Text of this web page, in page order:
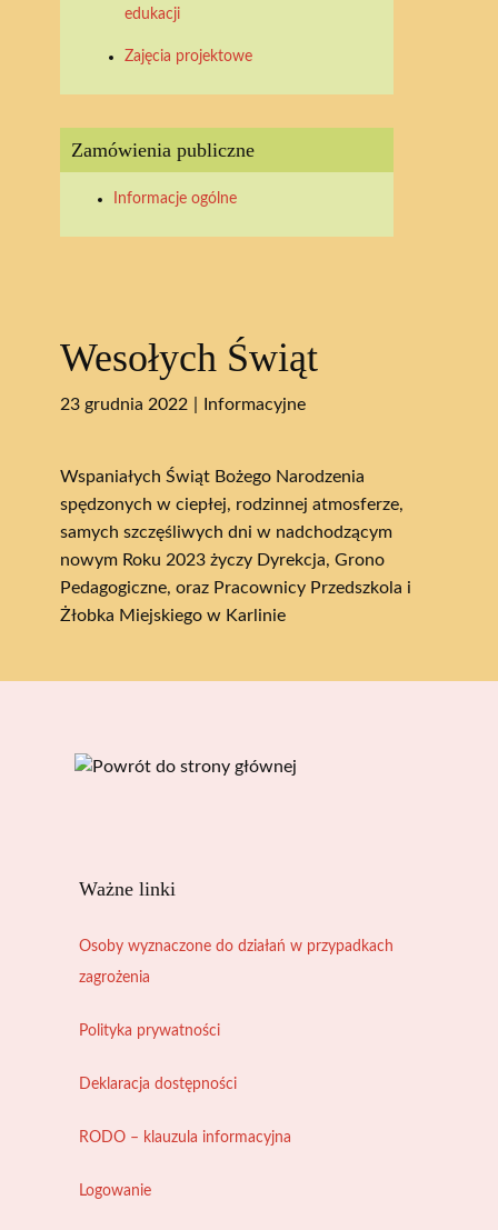
edukacji
Zajęcia projektowe
Zamówienia publiczne
Informacje ogólne
Wesołych Świąt
23 grudnia 2022 Informacyjne
Wspaniałych Świąt Bożego Narodzenia
spędzonych w ciepłej, rodzinnej atmosferze,
samych szczęśliwych dni w nadchodzącym
nowym Roku 2023 życzy Dyrekcja, Grono
Pedagogiczne, oraz Pracownicy Przedszkola i
Żłobka Miejskiego w Karlinie
Ważne linki
Osoby wyznaczone do działań w przypadkach
zagrożenia
Polityka prywatności
Deklaracja dostępności
RODO – klauzula informacyjna
Logowanie